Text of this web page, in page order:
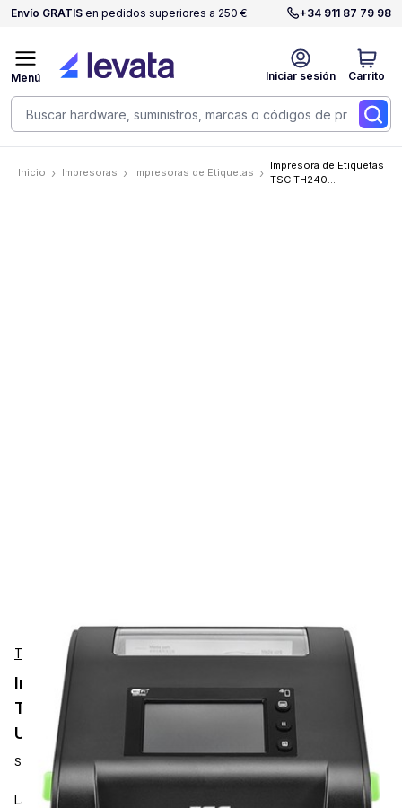
Envío GRATIS en pedidos superiores a 250 € +34 911 87 79 98
Iniciar sesión Carrito
Menú
Inicio Impresoras Impresoras de Etiquetas
Impresora de Etiquetas
TSC TH240
TSC
Impresora de Etiquetas TSC TH240
Transferencia Térmica, 203dpi, 203 mm/s,
USB, USB Host, RS232, Ethernet, RTC
SKU: TH240-A001-1002
La mayoría de las impresoras de etiquetas se centran en la